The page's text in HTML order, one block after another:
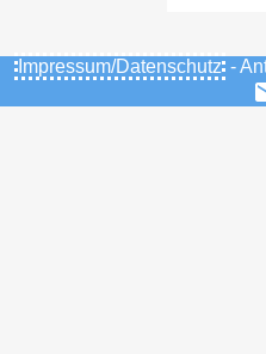
Impressum/Datenschutz -